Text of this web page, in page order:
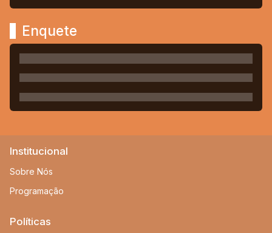
Enquete
Institucional
Sobre Nós
Programação
Políticas